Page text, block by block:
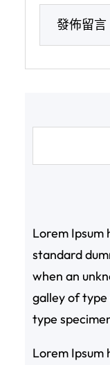
Lorem Ipsum
standard
when an
galley of
type
Lorem Ipsum